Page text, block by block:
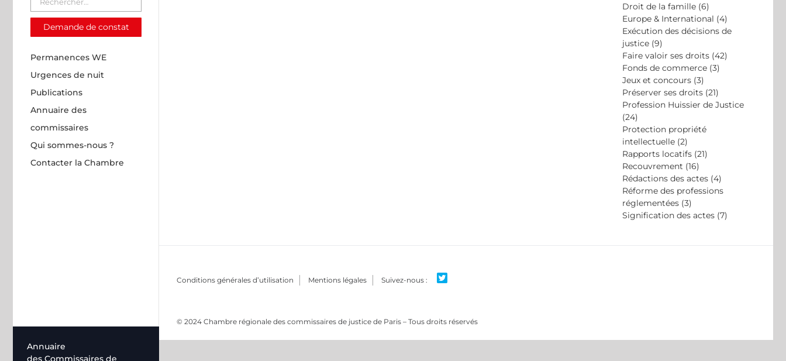
Demande de constat
Permanences WE
Urgences de nuit
Publications
Annuaire des
commissaires
Qui sommes-nous ?
Contacter la Chambre
Annuaire
des Commissaires de
Droit de la famille (6)
Europe & International (4)
Exécution des décisions de
justice (9)
Faire valoir ses droits (42)
Fonds de commerce (3)
Jeux et concours (3)
Préserver ses droits (21)
Profession Huissier de Justice
(24)
Protection propriété
intellectuelle (2)
Rapports locatifs (21)
Recouvrement (16)
Rédactions des actes (4)
Réforme des professions
réglementées (3)
Signification des actes (7)
Conditions générales d’utilisation Mentions légales
© 2024 Chambre régionale des commissaires de justice de Paris – Tous droits réservés